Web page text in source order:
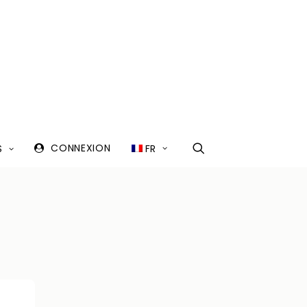
CONNEXION FR